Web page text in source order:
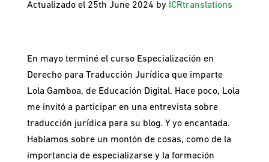
Actualizado el 25th June 2024 by ICRtranslations
En mayo terminé el curso Especialización en
Derecho para Traducción Jurídica que imparte
Lola Gamboa, de Educación Digital. Hace poco, Lola
me invitó a participar en una entrevista sobre
traducción jurídica para su blog. Y yo encantada.
Hablamos sobre un montón de cosas, como de la
importancia de especializarse y la formación